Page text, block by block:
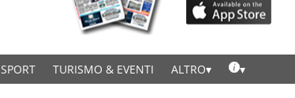
SPORT TURISMO & EVENTI ALTRO